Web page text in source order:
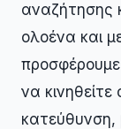
αναζήτησης
ολοένα και
να
κατεύθυνση,